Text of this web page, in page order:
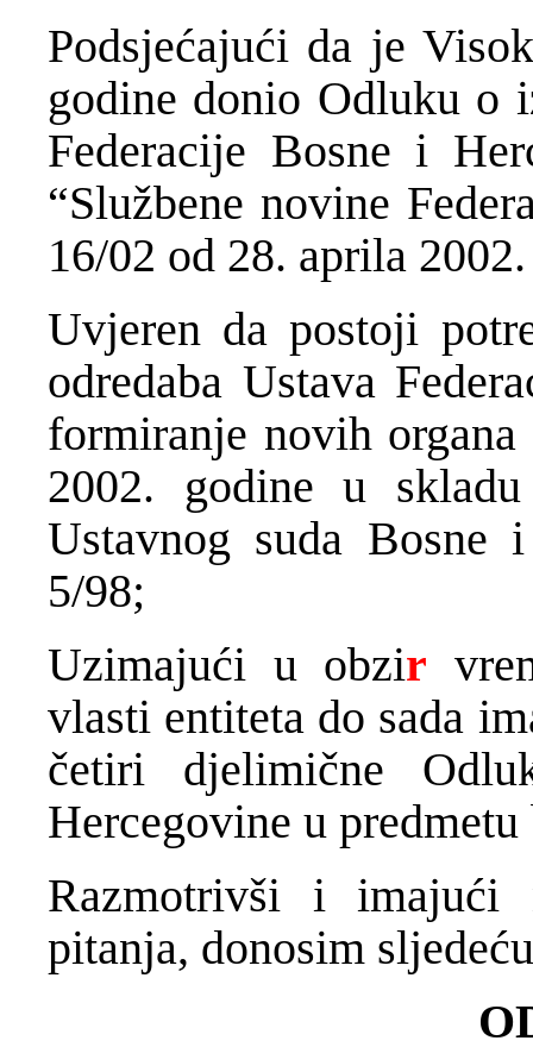
Podsjećajući da je
godine donio Odluku o
Federacije Bosne i
“Službene novine
16/02 od 28. aprila
Uvjeren da postoji
odredaba Ustava
formiranje novih
2002. godine u
Ustavnog suda Bosne
5/98;
Uzimajući u obzir
vlasti entiteta do sada
četiri djelimične
Hercegovine u
Razmotrivši i imajući
pitanja, donosim sljedeću